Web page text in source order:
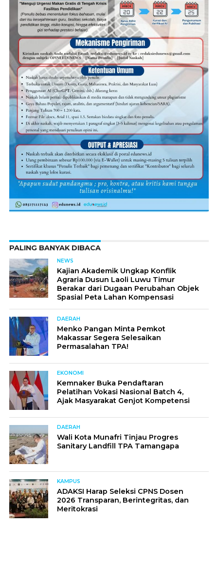
PALING BANYAK DIBACA
NEWS
Kajian Akademik Ungkap Konflik
Agraria Dusun Laoli Luwu Timur
Berakar dari Dugaan Perubahan Objek
Spasial Peta Lahan Kompensasi
DAERAH
Menko Pangan Minta Pemkot
Makassar Segera Selesaikan
Permasalahan TPA!
EKONOMI
Kemnaker Buka Pendaftaran
Pelatihan Vokasi Nasional Batch 4,
Ajak Masyarakat Genjot Kompetensi
DAERAH
Wali Kota Munafri Tinjau Progres
Sanitary Landfill TPA Tamangapa
KAMPUS
ADAKSI Harap Seleksi CPNS Dosen
2026 Transparan, Berintegritas, dan
Meritokrasi